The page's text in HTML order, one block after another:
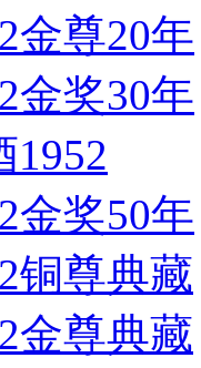
金尊20年
金奖30年
1952
金奖50年
铜尊典藏
金尊典藏